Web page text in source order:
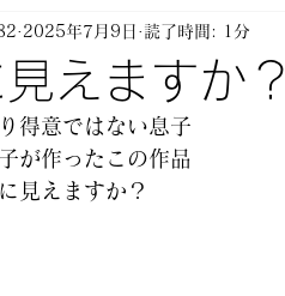
えますか？
2025年7月9日 読了時間: 1分
得意ではない息子
が作ったこの作品
見えますか？